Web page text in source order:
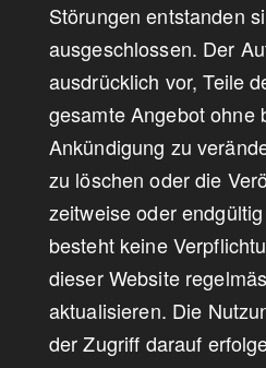
Störungen entstanden
ausgeschlossen. Der
ausdrücklich vor, Teile
gesamte Angebot ohne
Ankündigung zu
zu löschen oder die
zeitweise oder
besteht keine
dieser Website
aktualisieren. Die
der Zugriff darauf